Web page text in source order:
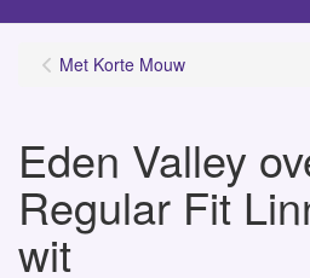
Met Korte Mouw
Eden Valley
Regular Fit
wit